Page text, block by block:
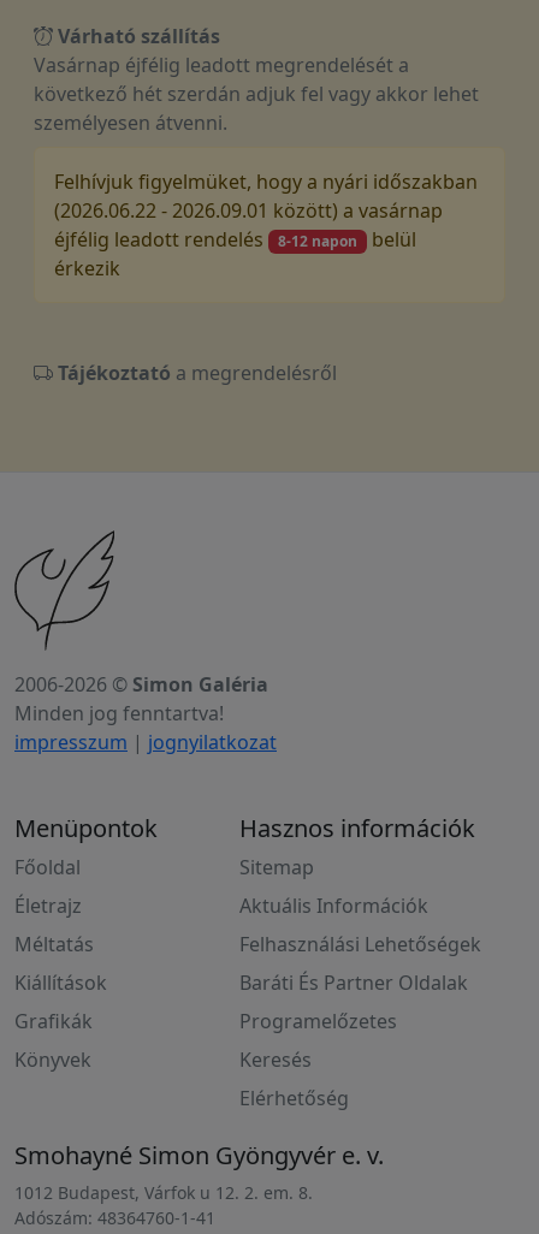
Várható szállítás
Vasárnap éjfélig leadott megrendelését a
következő hét szerdán adjuk fel vagy akkor lehet
személyesen átvenni.
Felhívjuk figyelmüket, hogy a nyári időszakban
(2026.06.22 - 2026.09.01 között) a vasárnap
éjfélig leadott rendelés
8-12 napon belül
érkezik
Tájékoztató a megrendelésről
2006-2026 © Simon Galéria
Minden jog fenntartva!
impresszum | jognyilatkozat
Menüpontok
Főoldal
Életrajz
Méltatás
Kiállítások
Grafikák
Könyvek
Hasznos információk
Sitemap
Aktuális Információk
Felhasználási Lehetőségek
Baráti És Partner Oldalak
Programelőzetes
Keresés
Elérhetőség
Smohayné Simon Gyöngyvér e. v.
1012 Budapest, Várfok u 12. 2. em. 8.
Adószám: 48364760-1-41